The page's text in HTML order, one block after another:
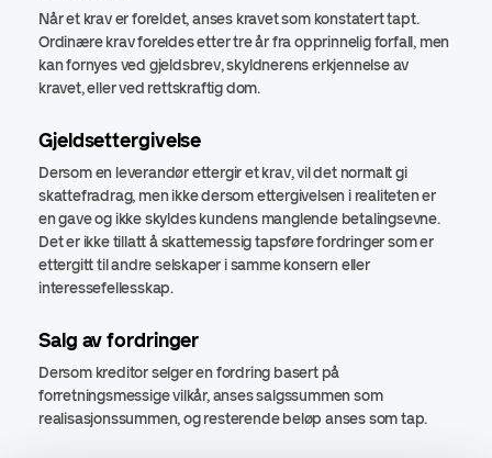
Når et krav er foreldet, anses kravet som konstatert tapt.
Ordinære krav foreldes etter tre år fra opprinnelig forfall, men
kan fornyes ved gjeldsbrev, skyldnerens erkjennelse av
kravet, eller ved rettskraftig dom.
Gjeldsettergivelse
Dersom en leverandør ettergir et krav, vil det normalt gi
skattefradrag, men ikke dersom ettergivelsen i realiteten er
en gave og ikke skyldes kundens manglende betalingsevne.
Det er ikke tillatt å skattemessig tapsføre fordringer som er
ettergitt til andre selskaper i samme konsern eller
interessefellesskap.
Salg av fordringer
Dersom kreditor selger en fordring basert på
forretningsmessige vilkår, anses salgssummen som
realisasjonssummen, og resterende beløp anses som tap.